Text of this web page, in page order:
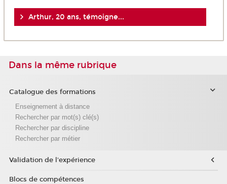
Arthur, 20 ans, témoigne...
Dans la même rubrique
Catalogue des formations
Enseignement à distance
Rechercher par mot(s) clé(s)
Rechercher par discipline
Rechercher par métier
Validation de l'expérience
Blocs de compétences